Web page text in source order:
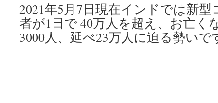
2021年5月7日現在インドでは新
者が1日で 40万人を超え、お亡く
3000人、延べ23万人に迫る勢いで